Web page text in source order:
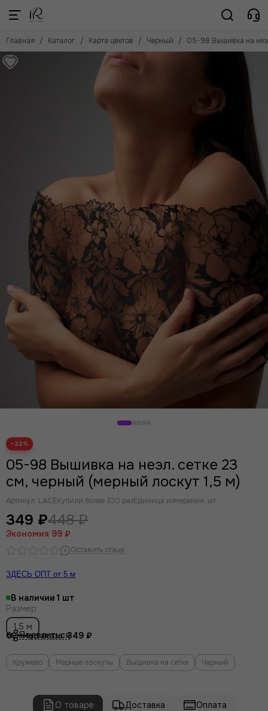
Карта цветов
Смотреть все товары
Черный
Голубой
Темно-синий
Сосна
Коричневый
Слива
Лиловый
Розовый
Лаванда
Индиго
Серый
Желтый
Ментол
Крокус
Главная Каталог Карта цветов Черный 05-98 Вышивка на
−22%
05-98 Вышивка на неэл. сетке 23
см, черный (мерный лоскут 1,5 м)
Артикул: LACEКупили более 330 разЕдиница измерения: шт
349 ₽448 ₽
Экономия 99 ₽
Оставить отзыв
ЗДЕСЬ ОПТ от 5 м
В наличии 1
Размер
1,5 м
Сумма заказа:349 ₽
Поделиться
Кружево Мерные лоскуты Вышивка на сетке Черный
О товаре Доставка
Оплата